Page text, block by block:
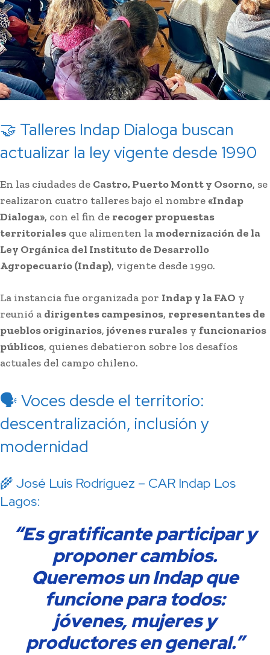
🤝 Talleres Indap Dialoga buscan
actualizar la ley vigente desde 1990
En las ciudades de Castro, Puerto Montt y Osorno, se
realizaron cuatro talleres bajo el nombre«Indap
Dialoga», con el fin de recoger propuestas
territoriales que alimenten la modernización de la
Ley Orgánica del Instituto de Desarrollo
Agropecuario (Indap), vigente desde 1990.
La instancia fue organizada por Indap y la FAO y
reunió a dirigentes campesinos, representantes de
pueblos originarios, jóvenes rurales y funcionarios
públicos, quienes debatieron sobre los desafíos
actuales del campo chileno.
🗣️ Voces desde el territorio:
descentralización, inclusión y
modernidad
🌾 José Luis Rodríguez – CAR Indap Los
Lagos:
“Es gratificante participar y
proponer cambios.
Queremos un Indap que
funcione para todos:
jóvenes, mujeres y
productores en general.”